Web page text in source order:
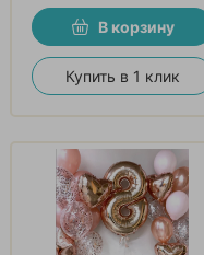
В корзину
Купить в 1 клик